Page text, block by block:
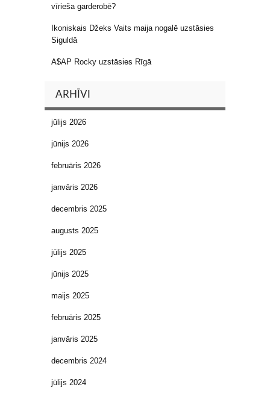
vīrieša garderobē?
Ikoniskais Džeks Vaits maija nogalē uzstāsies
Siguldā
A$AP Rocky uzstāsies Rīgā
ARHĪVI
jūlijs 2026
jūnijs 2026
februāris 2026
janvāris 2026
decembris 2025
augusts 2025
jūlijs 2025
jūnijs 2025
maijs 2025
februāris 2025
janvāris 2025
decembris 2024
jūlijs 2024